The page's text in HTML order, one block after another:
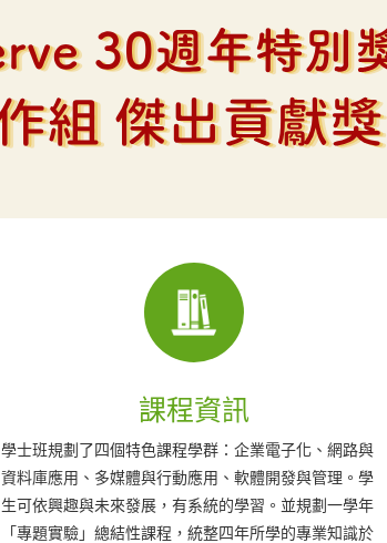
教學設備
本系有專屬之一般電腦教室兩間、 兩間專題實驗教室、
一間資管專業教室、一間認證輔導教室，提供80部高階
電腦，供本系學生使用。此外本系有三大間碩士班領域
實驗室：企業電子化實驗室、網路與資料庫實驗室和多